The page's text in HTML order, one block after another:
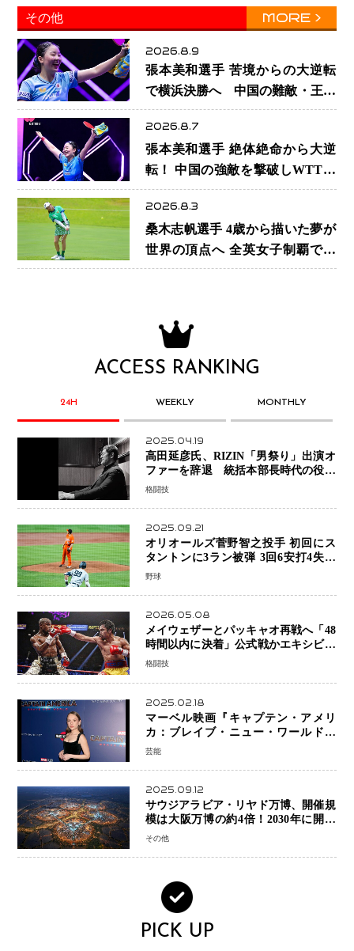
その他
2026.8.9
張本美和選手 苦境からの大逆転
で横浜決勝へ 中国の難敵・王芸
迪選手を撃破「ここからまた行く
ぞ」兄・智和選手との兄妹Vにも
期待
2026.8.7
張本美和選手 絶体絶命から大逆
転！ 中国の強敵を撃破しWTT横
浜でベスト8進出
2026.8.3
桑木志帆選手 4歳から描いた夢が
世界の頂点へ 全英女子制覇で届
けた最高の親孝行「いろんな景色
MORE
ACCESS RANKING
24H WEEKLY MONTHLY
2025.04.19
高田延彦氏、RIZIN「男祭り」出演オ
ファーを辞退 統括本部長時代の役目
「すでに終えています」と明言
格闘技
2025.09.21
オリオールズ菅野智之投手 初回にス
タントンに3ラン被弾 3回6安打4失点
で降板
野球
2026.05.08
メイウェザーとパッキャオ再戦へ「48
時間以内に決着」公式戦かエキシビシ
ョンか混迷続く
格闘技
2025.02.18
マーベル映画『キャプテン・アメリ
カ：ブレイブ・ニュー・ワールド』
新ブラック・ウィドウ役のシラ・ハー
芸能
2025.09.12
サウジアラビア・リヤド万博、開催規
模は大阪万博の約4倍！2030年に開幕
予定
その他
PICK UP